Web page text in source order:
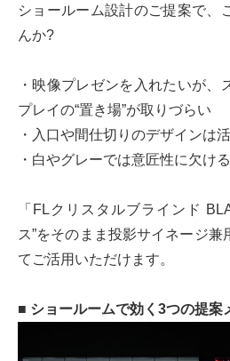
ショールーム設計のご提案で、
んか?
・映像プレゼンを入れたいが、
プレイの“置き場”が取りづらい
・入口や間仕切りのデザインは
・白やグレーでは意匠性に欠け
「FLクリスタルブラインド
ス”をそのまま投影サイネージ兼
てご活用いただけます。
■ ショールームで効く3つの提案